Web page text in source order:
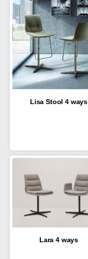
Lisa Stool 4 ways
Lara 4 ways